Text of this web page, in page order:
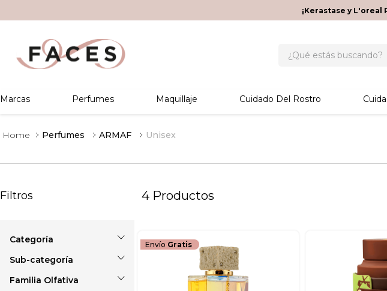
¡Kerastase y
Marcas Perfumes Maquillaje Cuidado Del Rostro
Perfumes ARMAF Unisex
Filtros
Unisex
Eau de parfum
Familia Olfativa
4 Productos
Envío Gratis